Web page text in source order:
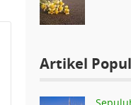
Artikel